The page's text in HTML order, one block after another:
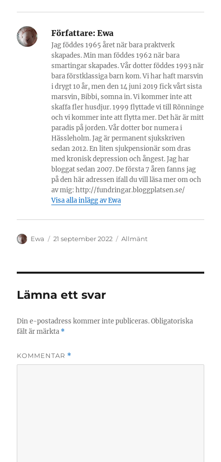
Författare: Ewa
Jag föddes 1965 året när bara praktverk
skapades. Min man föddes 1962 när bara
smartingar skapades. Vår dotter föddes 1993 när
bara förstklassiga barn kom. Vi har haft marsvin
i drygt 10 år, men den 14 juni 2019 fick vårt sista
marsvin, Bibbi, somna in. Vi kommer inte att
skaffa fler husdjur. 1999 flyttade vi till Rönninge
och vi kommer inte att flytta mer. Det här är mitt
paradis på jorden. Vår dotter bor numera i
Hässleholm. Jag är permanent sjukskriven
sedan 2012. En liten sjukpensionär som dras
med kronisk depression och ångest. Jag har
bloggat sedan 2007. De första 7 åren fanns jag
på den här adressen ifall du vill läsa mer om och
av mig: http://fundringar.bloggplatsen.se/
Visa alla inlägg av Ewa
Författare
Ewa
Publicerat
21 september 2022 Kategorier
Allmänt
Lämna ett svar
Din e-postadress kommer inte publiceras. Obligatoriska
fält är märkta *
KOMMENTAR *